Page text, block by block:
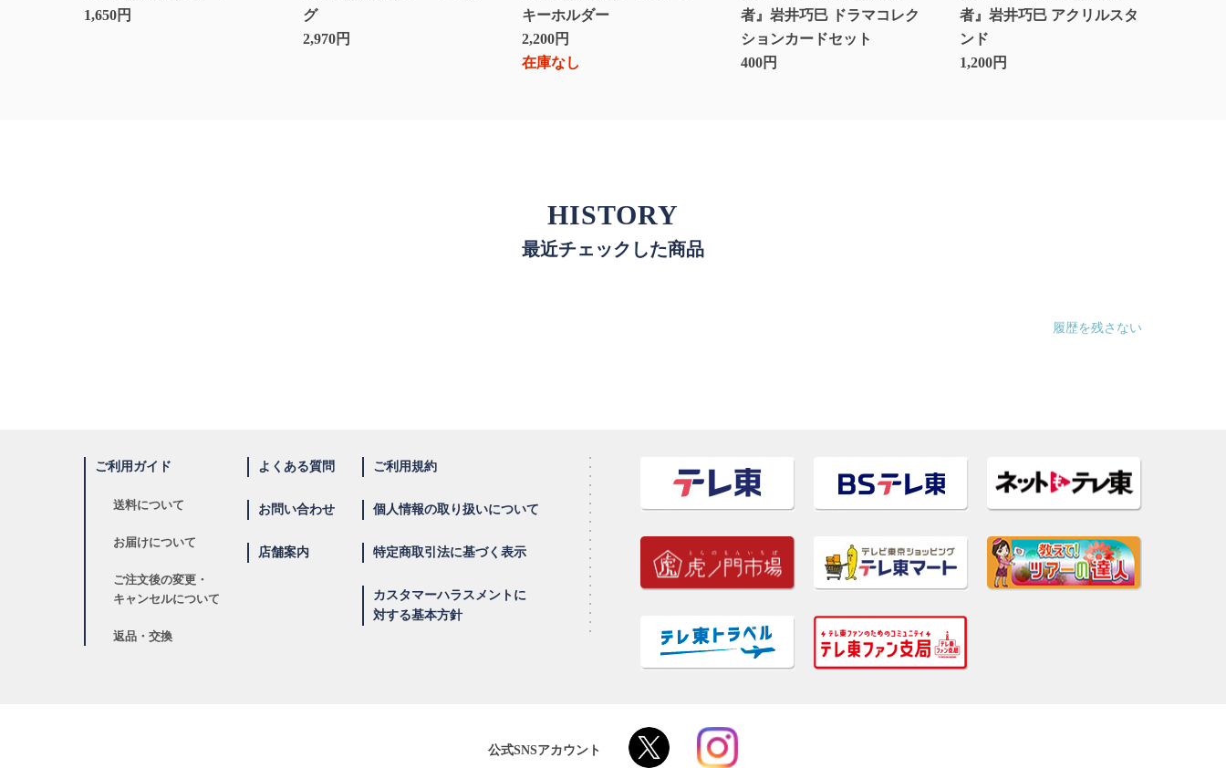
1,650円
グ
2,970円
キーホルダー
2,200円
在庫なし
者』岩井巧巳 ドラマコレク
ションカードセット
400円
者』岩井巧巳 アクリルスタ
ンド
1,200円
HISTORY
最近チェックした商品
履歴を残さない
ご利用ガイド
送料について
お届けについて
ご注文後の変更・
キャンセルについて
返品・交換
よくある質問
お問い合わせ
店舗案内
ご利用規約
個人情報の取り扱いについて
特定商取引法に基づく表示
カスタマーハラスメントに
対する基本方針
公式SNSアカウント